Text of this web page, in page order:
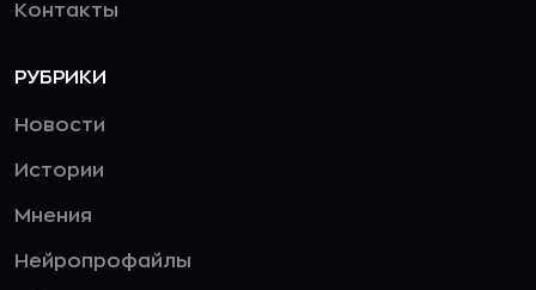
Контакты
РУБРИКИ
Новости
Истории
Мнения
Нейропрофайлы